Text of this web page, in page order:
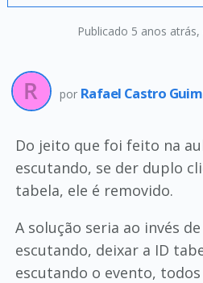
Publicado 5 anos atrás,
por Rafael Castro
Do jeito que foi feito na
escutando, se der duplo
tabela, ele é removido.
A solução seria ao invés
escutando, deixar a ID
escutando o evento,